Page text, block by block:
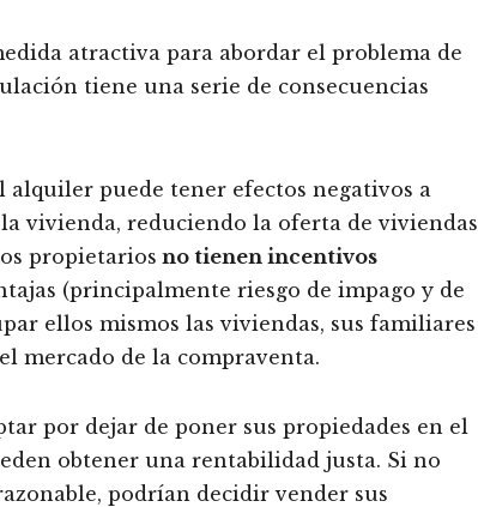
atractiva para abordar el problema de
tiene una serie de consecuencias
alquiler puede tener efectos negativos a
vivienda, reduciendo la oferta de viviendas
propietarios no tienen incentivos
(principalmente riesgo de impago y de
ellos mismos las viviendas, sus familiares
mercado de la compraventa.
por dejar de poner sus propiedades en el
obtener una rentabilidad justa. Si no
podrían decidir vender sus